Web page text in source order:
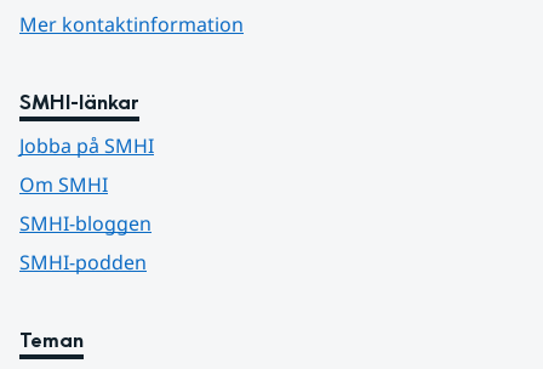
Mer kontaktinformation
SMHI-länkar
Jobba på SMHI
Om SMHI
SMHI-bloggen
SMHI-podden
Teman